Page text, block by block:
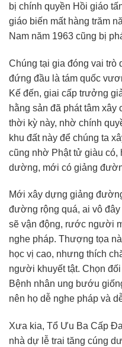
bị chính quyền Hồi giáo
giáo biến mất hàng trăm
Nam năm 1963 cũng bị
Chúng tại gia đóng vai trò
đứng đầu là tám quốc
Kế đến, giai cấp trưởng
hằng sản đã phát tâm
thời kỳ này, nhờ chính
khu đất này để chúng ta
cũng nhờ Phật tử giàu có,
dường, mới có giảng
Mới xây dựng giảng
đường rộng quá, ai vô
sẽ vận động, rước người
nghe pháp. Thượng tọa
học vị cao, nhưng thích
người khuyết tật. Chọn
Bệnh nhân ung bướu
nên họ dễ nghe pháp và
Xưa kia, Tổ Ưu Ba Cấp
nhà dự lễ trai tăng cúng